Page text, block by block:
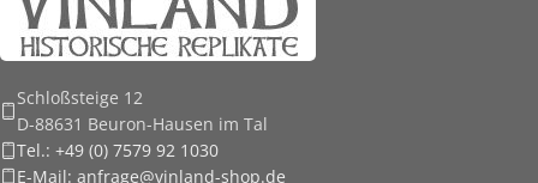
Schloßsteige 12
D-88631 Beuron-Hausen im Tal
Tel.: +49 (0) 7579 92 1030
E-Mail: anfrage@vinland-shop.de